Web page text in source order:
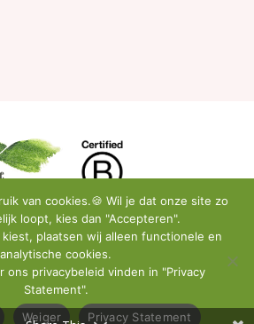
•Instagram •Facebook
Artisanen | All Rights Reserved
van cookies.🍪 Wil je dat onze site zo
loopt, kies dan "Accepteren".
plaatsen wij alleen functionele en
analytische cookies.
ons privacybeleid vinden in "Privacy
Statement".
Weiger Privacy Statement